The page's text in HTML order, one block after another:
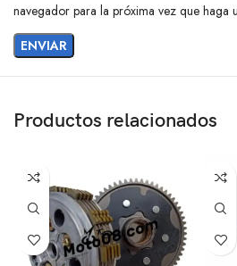
navegador para la próxima vez que haga
Productos relacionados